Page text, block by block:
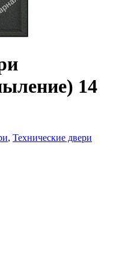
14
, Технические двери